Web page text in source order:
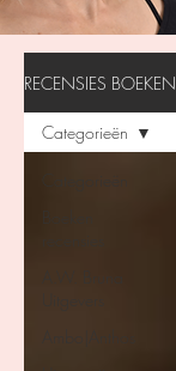
RECENSIES BOEKEN
Categorieën